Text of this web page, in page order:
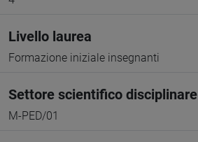
Livello laurea
Formazione iniziale insegnanti
Settore scientifico disciplinare
M-PED/01